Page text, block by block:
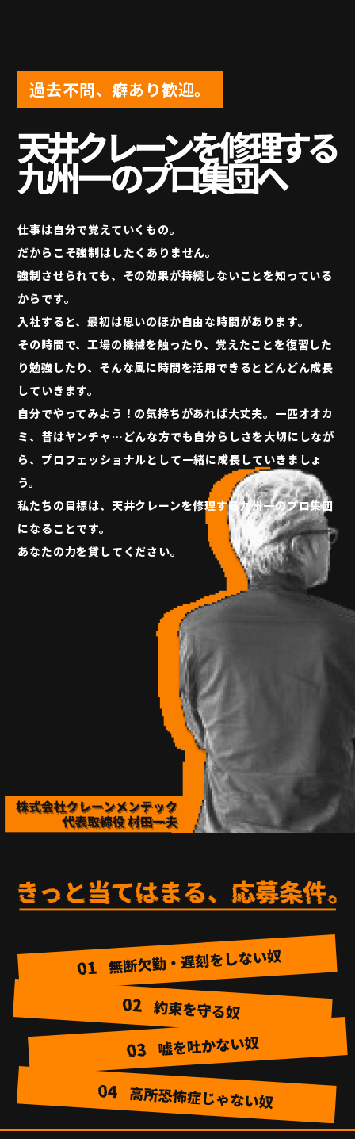
過去不問、癖あり歓迎。
仕事は自分で覚えていくもの。
だからこそ強制はしたくありません。
強制させられても、その効果が持続しないことを知っている
からです。
入社すると、最初は思いのほか自由な時間があります。
その時間で、工場の機械を触ったり、覚えたことを復習した
り勉強したり、そんな風に時間を活用できるとどんどん成長
していきます。
自分でやってみよう！の気持ちがあれば大丈夫。一匹オオカ
ミ、昔はヤンチャ…どんな方でも自分らしさを大切にしなが
ら、プロフェッショナルとして一緒に成長していきましょ
う。
私たちの目標は、天井クレーンを修理する九州一のプロ集団
になることです。
あなたの力を貸してください。